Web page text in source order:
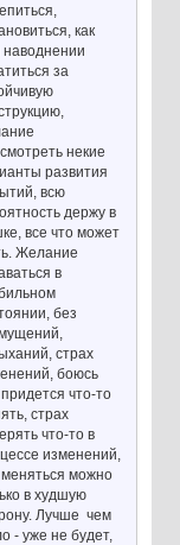
как
наводнении
за
некие
развития
всю
держу в
все что может
Желание
в
без
страх
боюсь
что-то
страх
что-то в
изменений,
меняться можно
в худшую
Лучше чем
- уже не будет,